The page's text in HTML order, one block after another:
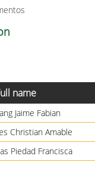
name
Jaime Fabian
Christian Amable
Piedad Francisca